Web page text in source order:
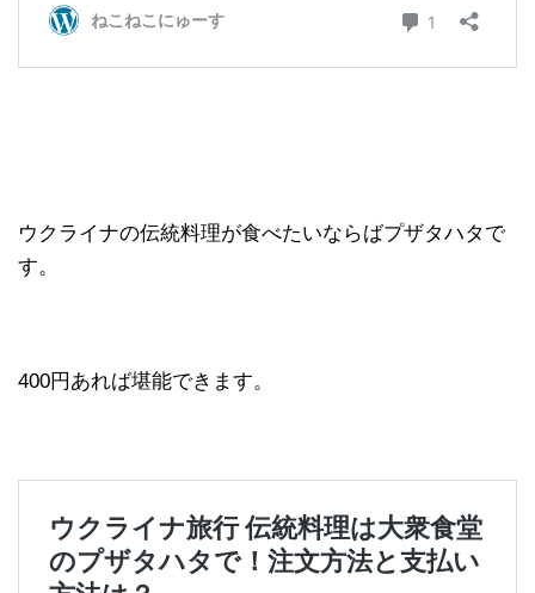
ウクライナの伝統料理が食べたいならばプザタハタで
す。
400円あれば堪能できます。